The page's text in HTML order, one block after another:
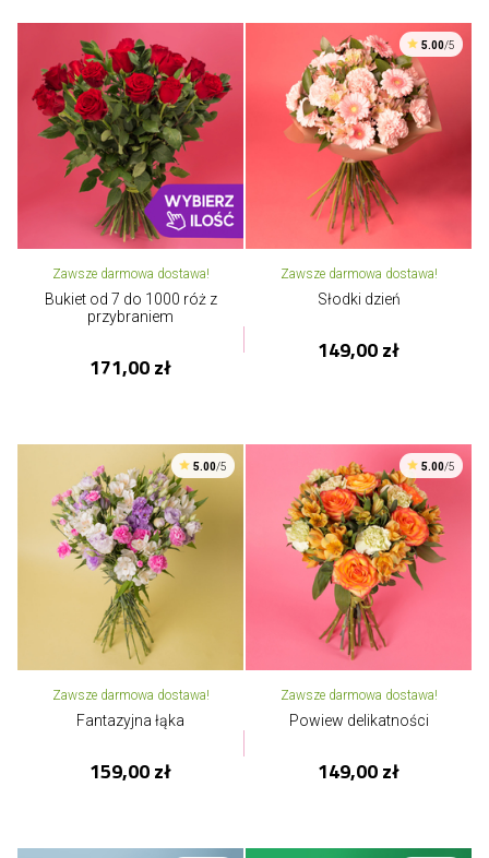
Zawsze darmowa dostawa!
Bukiet od 7 do 1000 róż z
przybraniem
171,00 zł
5.00/5
Zawsze darmowa dostawa!
Słodki dzień
149,00 zł
5.00/5
Zawsze darmowa dostawa!
Fantazyjna łąka
159,00 zł
5.00/5
Zawsze darmowa dostawa!
Powiew delikatności
149,00 zł